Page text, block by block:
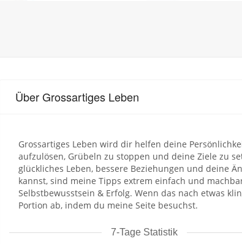
Über Grossartiges Leben
Grossartiges Leben wird dir helfen deine
aufzulösen, Grübeln zu stoppen und deine Ziele zu
glückliches Leben, bessere Beziehungen und deine
kannst, sind meine Tipps extrem einfach und
Selbstbewusstsein & Erfolg. Wenn das nach etwas
Portion ab, indem du meine Seite besuchst.
7-Tage Statistik